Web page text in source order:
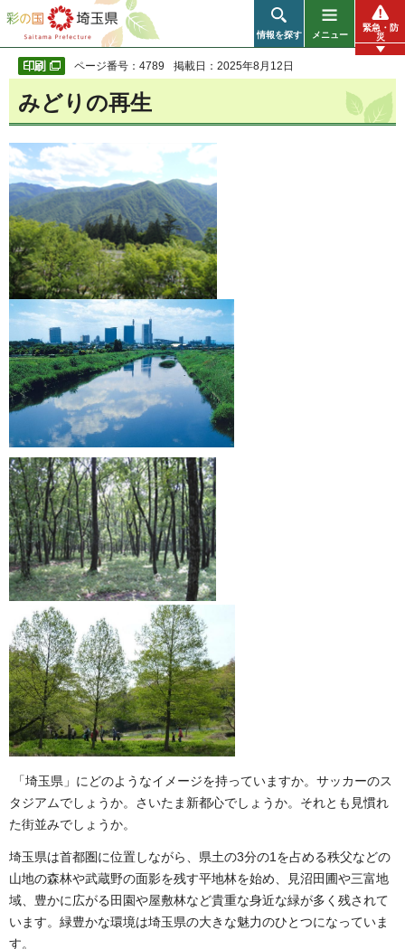
彩の国 埼玉県
情報を探す メニュー
緊急・防
災
ページ番号：4789 掲載日：2025年8月12日
みどりの再生
「埼玉県」にどのようなイメージを持っていますか。サッカーのス
タジアムでしょうか。さいたま新都心でしょうか。それとも見慣れ
た街並みでしょうか。
埼玉県は首都圏に位置しながら、県土の3分の1を占める秩父などの
山地の森林や武蔵野の面影を残す平地林を始め、見沼田圃や三富地
域、豊かに広がる田園や屋敷林など貴重な身近な緑が多く残されて
います。緑豊かな環境は埼玉県の大きな魅力のひとつになっていま
す。